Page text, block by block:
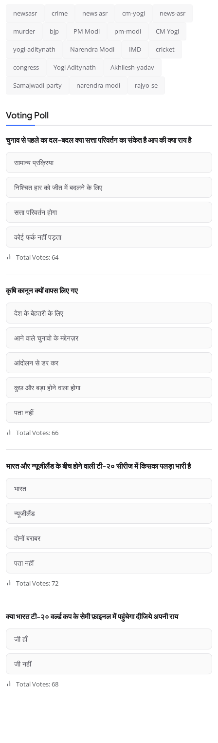
newsasr crime news asr cm-yogi news-asr
murder bjp PM Modi pm-modi CM Yogi
yogi-aditynath Narendra Modi IMD cricket
congress Yogi Aditynath Akhilesh-yadav
Samajwadi-party narendra-modi rajyo-se
Voting Poll
चुनाव से पहले का दल-बदल क्या सत्ता परिवर्तन का संकेत है आप की क्या राय है
सामान्य प्रक्रिया
निश्चित हार को जीत में बदलने के लिए
सत्ता परिवर्तन होगा
कोई फर्क नहीं पड़ता
Total Votes: 64
कृषि कानून क्यों वापस लिए गए
देश के बेहतरी के लिए
आने वाले चुनावो के मद्देनज़र
आंदोलन से डर कर
कुछ और बड़ा होने वाला होगा
पता नहीं
Total Votes: 66
भारत और न्यूजीलैंड के बीच होने वाली टी-२० सीरीज में किसका पलड़ा भारी है
भारत
न्यूजीलैंड
दोनों बराबर
पता नहीं
Total Votes: 72
क्या भारत टी-२० वर्ल्ड कप के सेमी फ़ाइनल में पहुंचेगा दीजिये अपनी राय
जी हाँ
जी नहीं
Total Votes: 68